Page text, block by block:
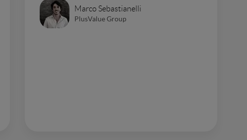
Marco Sebastianelli
PlusValue Group